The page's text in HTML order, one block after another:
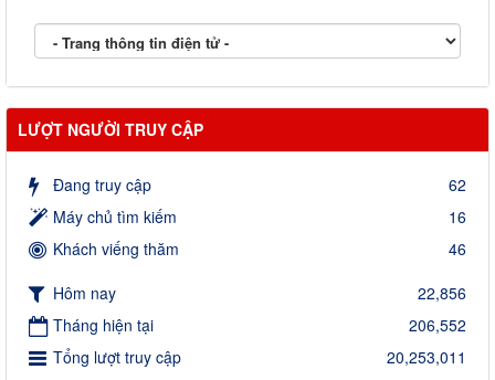
LƯỢT NGƯỜI TRUY CẬP
Đang truy cập
62
Máy chủ tìm kiếm
16
Khách viếng thăm
46
Hôm nay
22,856
Tháng hiện tại
206,552
Tổng lượt truy cập
20,253,011